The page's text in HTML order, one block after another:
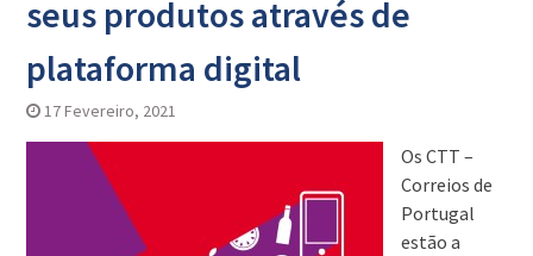
seus produtos através de
plataforma digital
17 Fevereiro, 2021
Os CTT –
Correios de
Portugal
estão a